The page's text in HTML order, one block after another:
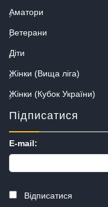
Аматори
Ветерани
Діти
Жінки (Вища ліга)
Жінки (Кубок України)
Підписатися
E-mail:
Відписатися